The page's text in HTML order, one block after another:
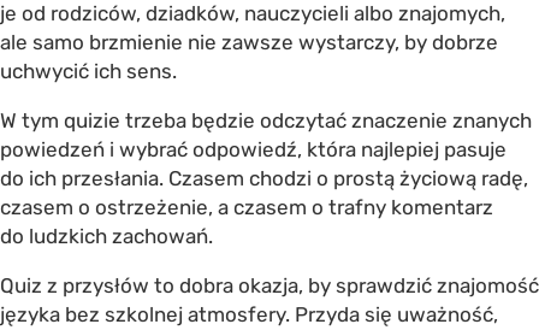
je od rodziców, dziadków, nauczycieli albo znajomych,
ale samo brzmienie nie zawsze wystarczy, by dobrze
uchwycić ich sens.
W tym quizie trzeba będzie odczytać znaczenie znanych
powiedzeń i wybrać odpowiedź, która najlepiej pasuje
do ich przesłania. Czasem chodzi o prostą życiową radę,
czasem o ostrzeżenie, a czasem o trafny komentarz
do ludzkich zachowań.
Quiz z przysłów to dobra okazja, by sprawdzić znajomość
języka bez szkolnej atmosfery. Przyda się uważność,